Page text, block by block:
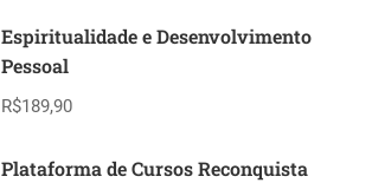
Espiritualidade e Desenvolvimento
Pessoal
R$189,90
Plataforma de Cursos Reconquista